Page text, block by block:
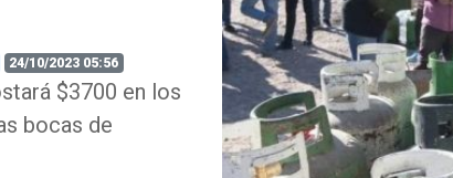
24/10/2023 05:56
$3700 en los
bocas de